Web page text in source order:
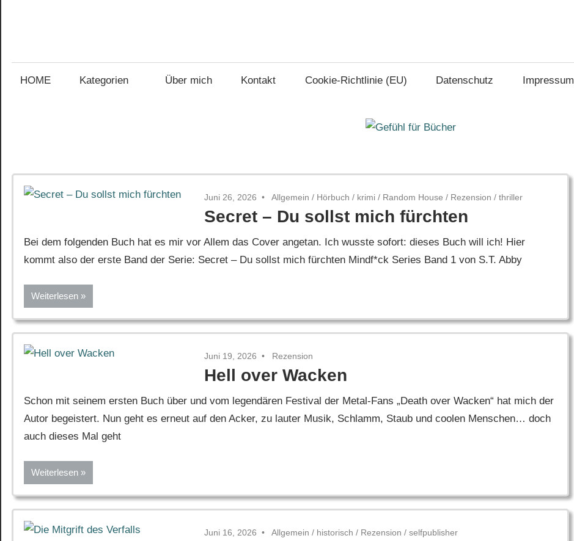
für
HOME Kategorien Über mich Kontakt Cookie-Richtlinie (EU) Datenschutz Impressum
Juni 26, 2026 Allgemein / Hörbuch / krimi / Random House / Rezension /thriller
Secret – Du sollst mich fürchten
Bei dem folgenden Buch hat es mir vor Allem das Cover angetan. Ich wusste sofort: dieses Buch will ich! Hier
kommt also der erste Band der Serie: Secret – Du sollst mich fürchten Mindf*ck Series Band 1 von S.T. Abby
Weiterlesen
Juni 19, 2026 Rezension
Hell over Wacken
Schon mit seinem ersten Buch über und vom legendären Festival der Metal-Fans „Death over Wacken“ hat mich der
Autor begeistert. Nun geht es erneut auf den Acker, zu lauter Musik, Schlamm, Staub und coolen Menschen… doch
auch dieses Mal geht
Weiterlesen
Juni 16, 2026 Allgemein / historisch / Rezension /selfpublisher